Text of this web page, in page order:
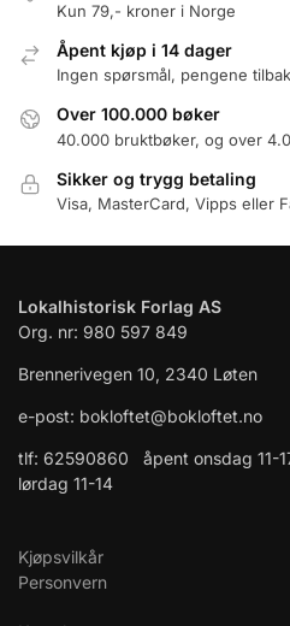
Kun 79,- kroner i Norge
Åpent kjøp i 14 dager
Ingen spørsmål, pengene
Over 100.000 bøker
40.000 bruktbøker, og over
Sikker og trygg betaling
Visa, MasterCard, Vipps eller
Lokalhistorisk Forlag AS
Org. nr: 980 597 849
Brennerivegen 10, 2340 Løten
e-post: bokloftet@bokloftet.no
tlf: 62590860 åpent onsdag 11-
lørdag 11-14
Kjøpsvilkår
Personvern